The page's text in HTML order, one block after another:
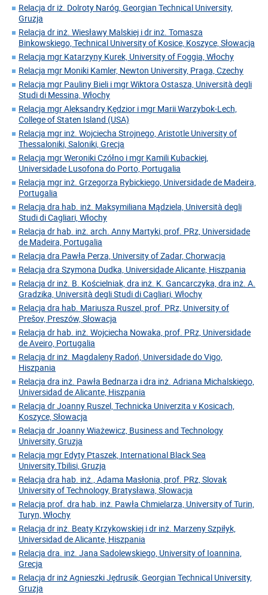
Relacja dr iż. Dolroty Naróg, Georgian Technical University,
Gruzja
Relacja dr inż. Wiesławy Malskiej i dr inż. Tomasza
Binkowskiego, Technical University of Kosice, Koszyce, Słowacja
Relacja mgr Katarzyny Kurek, University of Foggia, Włochy
Relacja mgr Moniki Kamler, Newton University, Praga, Czechy
Relacja mgr Pauliny Bieli i mgr Wiktora Ostasza, Università degli
Studi di Messina, Włochy
Relacja mgr Aleksandry Kędzior i mgr Marii Warzybok-Lech,
College of Staten Island (USA)
Relacja mgr inż. Wojciecha Strojnego, Aristotle University of
Thessaloniki, Saloniki, Grecja
Relacja mgr Weroniki Czółno i mgr Kamili Kubackiej,
Universidade Lusofona do Porto, Portugalia
Relacja mgr inż. Grzegorza Rybickiego, Universidade de Madeira,
Portugalia
Relacja dra hab. inż. Maksymiliana Mądziela, Università degli
Studi di Cagliari, Włochy
Relacja dr hab. inż. arch. Anny Martyki, prof. PRz, Universidade
de Madeira, Portugalia
Relacja dra Pawła Perza, University of Zadar, Chorwacja
Relacja dra Szymona Dudka, Universidade Alicante, Hiszpania
Relacja dr inż. B. Kościelniak, dra inż. K. Gancarczyka, dra inż. A.
Gradzika, Università degli Studi di Cagliari, Włochy
Relacja dra hab. Mariusza Ruszel, prof. PRz, University of
Prešov, Preszów, Słowacja
Relacja dr hab. inż. Wojciecha Nowaka, prof. PRz, Universidade
de Aveiro, Portugalia
Relacja dr inż. Magdaleny Radoń, Universidade do Vigo,
Hiszpania
Relacja dra inż. Pawła Bednarza i dra inż. Adriana Michalskiego,
Universidad de Alicante, Hiszpania
Relacja dr Joanny Ruszel, Technicka Univerzita v Kosicach,
Koszyce, Słowacja
Relacja dr Joanny Wiażewicz, Business and Technology
University, Gruzja
Relacja mgr Edyty Ptaszek, International Black Sea
University.Tbilisi, Gruzja
Relacja dra hab. inż., Adama Masłonia, prof. PRz, Slovak
University of Technology, Bratysława, Słowacja
Relacja prof. dra hab. inż. Pawła Chmielarza, University of Turin,
Turyn, Włochy
Relacja dr inż. Beaty Krzykowskiej i dr inż. Marzeny Szpiłyk,
Universidad de Alicante, Hiszpania
Relacja dra. inż. Jana Sadolewskiego, University of Ioannina,
Grecja
Relacja dr inż Agnieszki Jędrusik, Georgian Technical University,
Gruzja